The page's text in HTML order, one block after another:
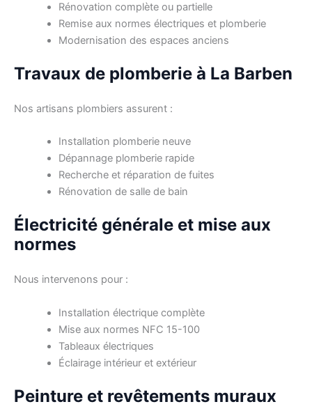
Rénovation complète ou partielle
Remise aux normes électriques et plomberie
Modernisation des espaces anciens
Travaux de plomberie à La Barben
Nos artisans plombiers assurent :
Installation plomberie neuve
Dépannage plomberie rapide
Recherche et réparation de fuites
Rénovation de salle de bain
Électricité générale et mise aux
normes
Nous intervenons pour :
Installation électrique complète
Mise aux normes NFC 15-100
Tableaux électriques
Éclairage intérieur et extérieur
Peinture et revêtements muraux